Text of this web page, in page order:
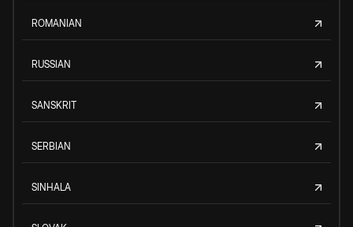
ROMANIAN
RUSSIAN
SANSKRIT
SERBIAN
SINHALA